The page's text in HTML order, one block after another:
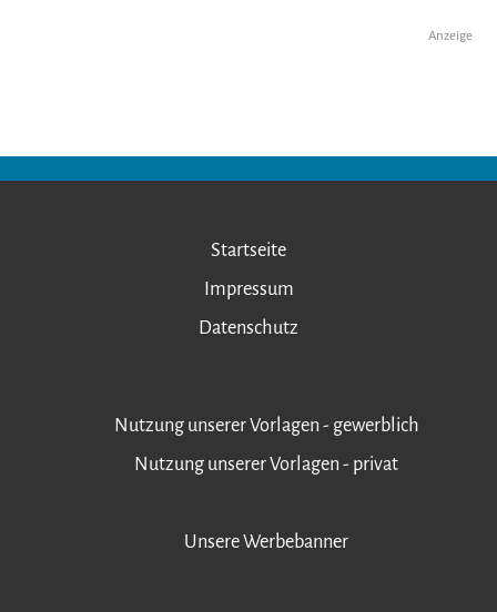
Anzeige
Startseite
Impressum
Datenschutz
Nutzung unserer Vorlagen - gewerblich
Nutzung unserer Vorlagen - privat
Unsere Werbebanner